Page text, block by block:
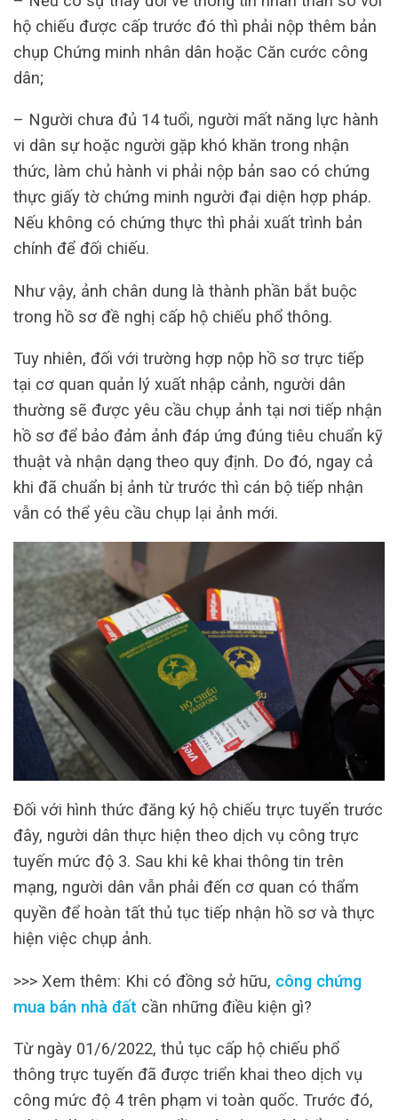
hộ chiếu được cấp trước đó thì phải nộp thêm bản
chụp Chứng minh nhân dân hoặc Căn cước công
dân;
– Người chưa đủ 14 tuổi, người mất năng lực hành
vi dân sự hoặc người gặp khó khăn trong nhận
thức, làm chủ hành vi phải nộp bản sao có chứng
thực giấy tờ chứng minh người đại diện hợp pháp.
Nếu không có chứng thực thì phải xuất trình bản
chính để đối chiếu.
Như vậy, ảnh chân dung là thành phần bắt buộc
trong hồ sơ đề nghị cấp hộ chiếu phổ thông.
Tuy nhiên, đối với trường hợp nộp hồ sơ trực tiếp
tại cơ quan quản lý xuất nhập cảnh, người dân
thường sẽ được yêu cầu chụp ảnh tại nơi tiếp nhận
hồ sơ để bảo đảm ảnh đáp ứng đúng tiêu chuẩn kỹ
thuật và nhận dạng theo quy định. Do đó, ngay cả
khi đã chuẩn bị ảnh từ trước thì cán bộ tiếp nhận
vẫn có thể yêu cầu chụp lại ảnh mới.
Đối với hình thức đăng ký hộ chiếu trực tuyến trước
đây, người dân thực hiện theo dịch vụ công trực
tuyến mức độ 3. Sau khi kê khai thông tin trên
mạng, người dân vẫn phải đến cơ quan có thẩm
quyền để hoàn tất thủ tục tiếp nhận hồ sơ và thực
hiện việc chụp ảnh.
>>> Xem thêm: Khi có đồng sở hữu, công chứng
mua bán nhà đất cần những điều kiện gì?
Từ ngày 01/6/2022, thủ tục cấp hộ chiếu phổ
thông trực tuyến đã được triển khai theo dịch vụ
công mức độ 4 trên phạm vi toàn quốc. Trước đó,